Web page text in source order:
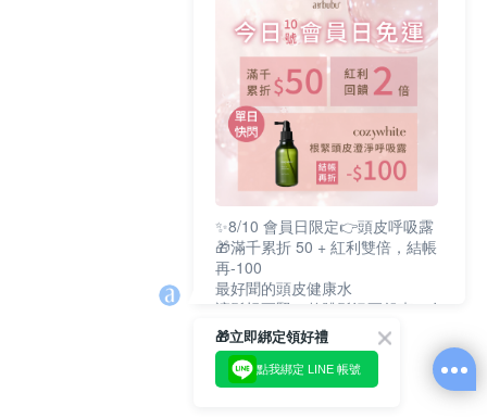
✨8/10 會員日限定👉頭皮呼吸露
🎁滿千累折 50 + 紅利雙倍，結帳
再-100
最好聞的頭皮健康水
讓髮根更緊，整體髮況更舒爽、有
支撐感
🔥cozywhite 品牌慶》
任選兩件 95 折 / 三件以上 89 折/
六件以上87折
🎁立即綁定領好禮
點我綁定 LINE 帳號